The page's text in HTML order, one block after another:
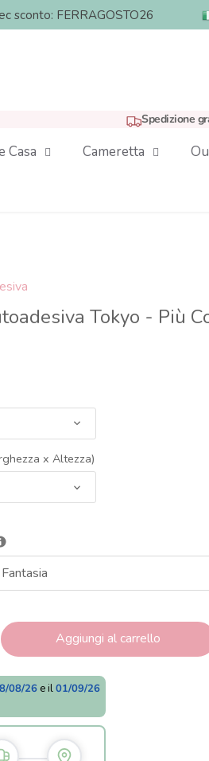
sconto: FERRAGOSTO26
Spedizione
Casa Cameretta
Tokyo - Più
x Altezza)
Aggiungi al carrello
08/26 e il01/09/26